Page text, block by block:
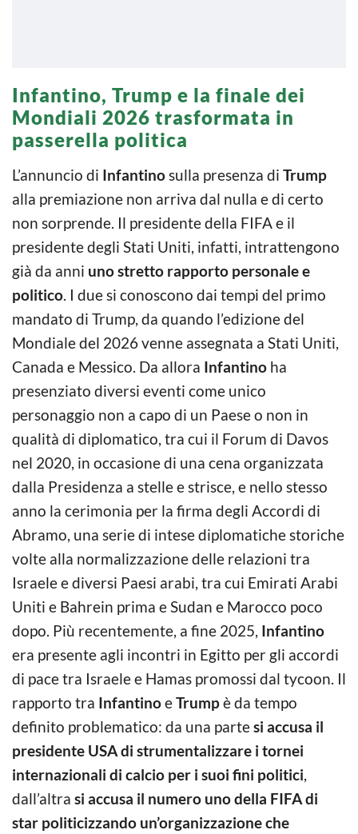
Infantino, Trump e la finale dei
Mondiali 2026 trasformata in
passerella politica
L’annuncio di Infantinosulla presenza di Trump
alla premiazione non arriva dal nulla e di certo
non sorprende. Il presidente della FIFA e il
presidente degli Stati Uniti, infatti, intrattengono
già da anni uno stretto rapporto personale e
politico. I due si conoscono dai tempi del primo
mandato di Trump, da quando l’edizione del
Mondiale del 2026 venne assegnata a Stati Uniti,
Canada e Messico. Da allora Infantino ha
presenziato diversi eventi come unico
personaggio non a capo di un Paese o non in
qualità di diplomatico, tra cui il Forum di Davos
nel 2020, in occasione di una cena organizzata
dalla Presidenza a stelle e strisce, e nello stesso
anno la cerimonia per la firma degli Accordi di
Abramo, una serie di intese diplomatiche storiche
volte alla normalizzazione delle relazioni tra
Israele e diversi Paesi arabi, tra cui Emirati Arabi
Uniti e Bahrein prima e Sudan e Marocco poco
dopo. Più recentemente, a fine 2025, Infantino
era presente agli incontri in Egitto per gli accordi
di pace tra Israele e Hamas promossi dal tycoon. Il
rapporto tra InfantinoeTrumpè da tempo
definito problematico: da una partesi accusa il
presidente USA di strumentalizzare i tornei
internazionali di calcio per i suoi fini politici,
dall’altra si accusa il numero uno della FIFA di
star politicizzando un’organizzazione che